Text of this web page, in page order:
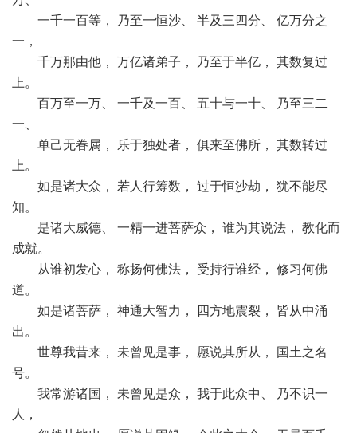
一千一百等， 乃至一恒沙、 半及三四分、 亿万分之
一，
千万那由他， 万亿诸弟子， 乃至于半亿， 其数复过
上。
百万至一万、 一千及一百、 五十与一十、 乃至三二
一、
单己无眷属， 乐于独处者， 俱来至佛所， 其数转过
上。
如是诸大众， 若人行筹数， 过于恒沙劫， 犹不能尽
知。
是诸大威德、 一精一进菩萨众， 谁为其说法， 教化而
成就。
从谁初发心， 称扬何佛法， 受持行谁经， 修习何佛
道。
如是诸菩萨， 神通大智力， 四方地震裂， 皆从中涌
出。
世尊我昔来， 未曾见是事， 愿说其所从， 国土之名
号。
我常游诸国， 未曾见是众， 我于此众中、 乃不识一
人，